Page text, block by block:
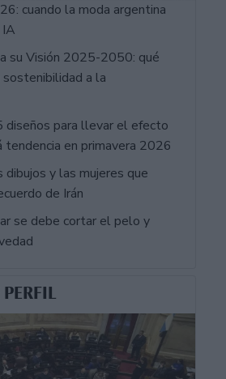
cuando la moda argentina
su Visión 2025-2050: qué
sostenibilidad a la
diseños para llevar el efecto
tendencia en primavera 2026
dibujos y las mujeres que
de Irán
se debe cortar el pelo y